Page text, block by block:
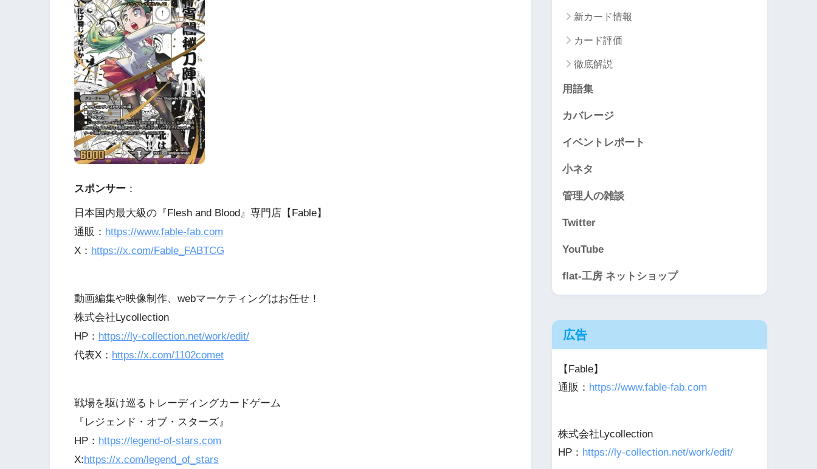
スポンサー ：
日本国内最大級の『Flesh and Blood』専門店【Fable】
通販： https://www.fable-fab.com
X： https://x.com/Fable_FABTCG
動画編集や映像制作、webマーケティングはお任せ！
株式会社Lycollection
HP： https://ly-collection.net/work/edit/
代表X： https://x.com/1102comet
戦場を駆け巡るトレーディングカードゲーム
『レジェンド・オブ・スターズ』
HP： https://legend-of-stars.com
X:https://x.com/legend_of_stars
新カード情報
カード評価
徹底解説
用語集
カバレージ
イベントレポート
小ネタ
管理人の雑談
Twitter
YouTube
flat-工房 ネットショップ
広告
【Fable】
通販： https://www.fable-fab.com
株式会社Lycollection
HP： https://ly-collection.net/work/edit/